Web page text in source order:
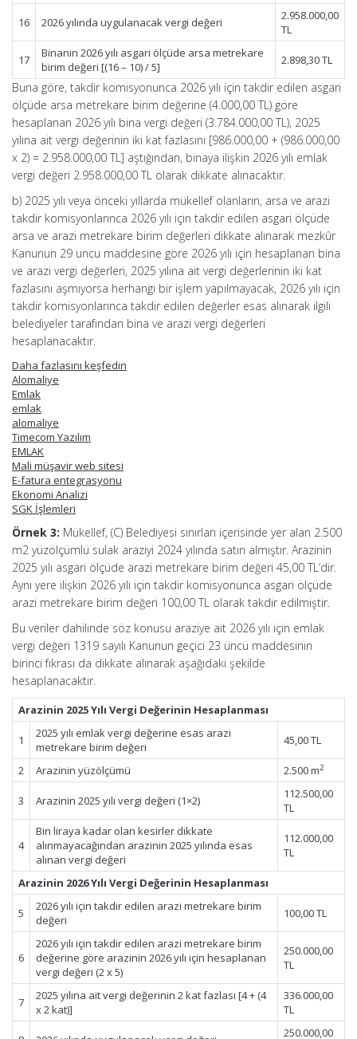
16 2026 yılında uygulanacak vergi değeri
2.958.000,00
TL
17
Binanın 2026 yılı asgari ölçüde arsa metrekare
birim değeri [(16 – 10) / 5]
2.898,30 TL
Buna göre, takdir komisyonunca 2026 yılı için takdir edilen asgari
ölçüde arsa metrekare birim değerine (4.000,00 TL) göre
hesaplanan 2026 yılı bina vergi değeri (3.784.000,00 TL), 2025
yılına ait vergi değerinin iki kat fazlasını [986.000,00 + (986.000,00
x 2) = 2.958.000,00 TL] aştığından, binaya ilişkin 2026 yılı emlak
vergi değeri 2.958.000,00 TL olarak dikkate alınacaktır.
b) 2025 yılı veya önceki yıllarda mükellef olanların, arsa ve arazi
takdir komisyonlarınca 2026 yılı için takdir edilen asgari ölçüde
arsa ve arazi metrekare birim değerleri dikkate alınarak mezkûr
Kanunun 29 uncu maddesine göre 2026 yılı için hesaplanan bina
ve arazi vergi değerleri, 2025 yılına ait vergi değerlerinin iki kat
fazlasını aşmıyorsa herhangi bir işlem yapılmayacak, 2026 yılı için
takdir komisyonlarınca takdir edilen değerler esas alınarak ilgili
belediyeler tarafından bina ve arazi vergi değerleri
hesaplanacaktır.
Daha fazlasını keşfedin
Alomaliye
Emlak
emlak
alomaliye
Timecom Yazılım
EMLAK
Mali müşavir web sitesi
E-fatura entegrasyonu
Ekonomi Analizi
SGK İşlemleri
Örnek 3: Mükellef, (C) Belediyesi sınırları içerisinde yer alan 2.500
m2 yüzölçümlü sulak araziyi 2024 yılında satın almıştır. Arazinin
2025 yılı asgari ölçüde arazi metrekare birim değeri 45,00 TL’dir.
Aynı yere ilişkin 2026 yılı için takdir komisyonunca asgari ölçüde
arazi metrekare birim değeri 100,00 TL olarak takdir edilmiştir.
Bu veriler dahilinde söz konusu araziye ait 2026 yılı için emlak
vergi değeri 1319 sayılı Kanunun geçici 23 üncü maddesinin
birinci fıkrası da dikkate alınarak aşağıdaki şekilde
hesaplanacaktır.
Arazinin 2025 Yılı Vergi Değerinin Hesaplanması
1
2025 yılı emlak vergi değerine esas arazi
metrekare birim değeri
45,00 TL
2 Arazinin yüzölçümü 2.500 m2
3 Arazinin 2025 yılı vergi değeri (1×2)
112.500,00
TL
4
Bin liraya kadar olan kesirler dikkate
alınmayacağından arazinin 2025 yılında esas
alınan vergi değeri
112.000,00
TL
Arazinin 2026 Yılı Vergi Değerinin Hesaplanması
5
2026 yılı için takdir edilen arazi metrekare birim
değeri
100,00 TL
6
2026 yılı için takdir edilen arazi metrekare birim
değerine göre arazinin 2026 yılı için hesaplanan
vergi değeri (2 x 5)
250.000,00
TL
7
2025 yılına ait vergi değerinin 2 kat fazlası [4 + (4
x 2 kat)]
336.000,00
TL
250.000,00